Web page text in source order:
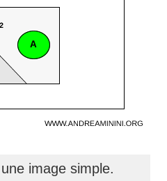
image simple.